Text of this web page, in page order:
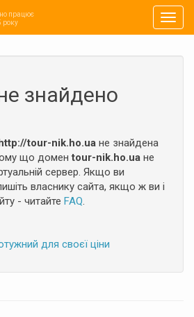
працює
року
знайдено
tour-nik.ho.ua не знайдена
що доменtour-nik.ho.ua не
сервер. Якщо ви
власнику сайта, якщо ж ви і
- читайте FAQ.
для своєї ціни